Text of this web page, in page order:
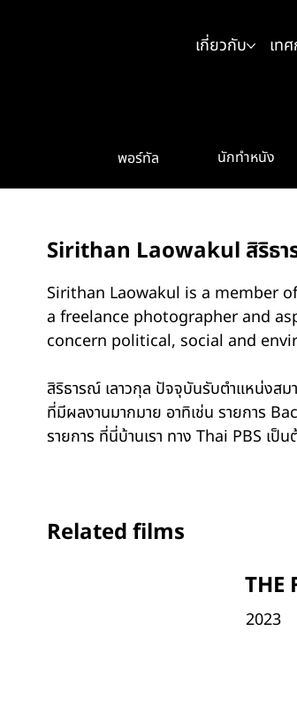
เกี่ยวกับ เท
พอร์ทัล นักทำหนัง
Sirithan Laowakul สิริธา
Sirithan Laowakul is a member
a freelance photographer and
concern political, social and
สิริธารณ์ เลาวกุล ปัจจุบันรับตำแหน่งส
ที่มีผลงานมากมาย อาทิเช่น รายการ
รายการ ที่นี่บ้านเรา ทาง Thai PBS เป็น
Related films
THE
2023